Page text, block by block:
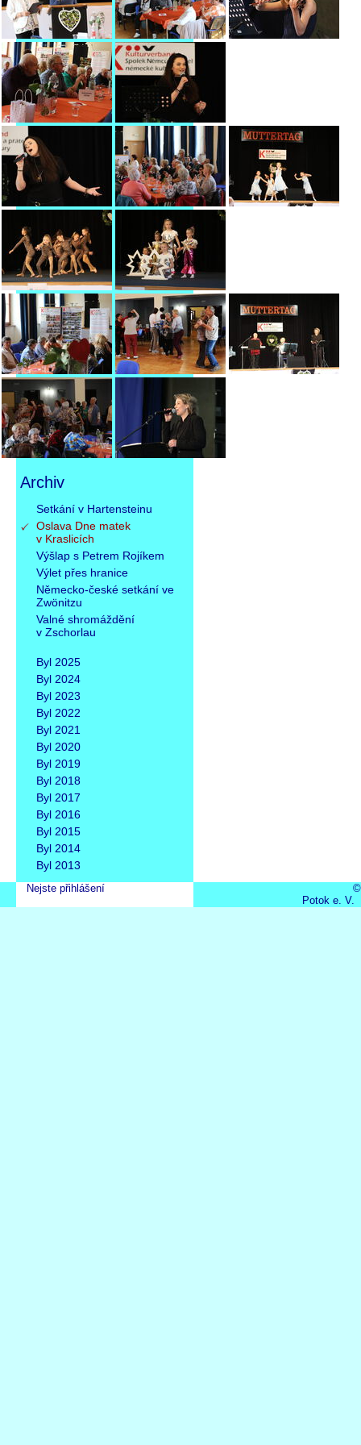
Archiv
Přeskočit
navigaci
Setkání v Hartensteinu
Oslava Dne matek
v Kraslicích
Výšlap s Petrem Rojíkem
Výlet přes hranice
Německo-české setkání ve
Zwönitzu
Valné shromáždění
v Zschorlau
Byl 2025
Byl 2024
Byl 2023
Byl 2022
Byl 2021
Byl 2020
Byl 2019
Byl 2018
Byl 2017
Byl 2016
Byl 2015
Byl 2014
Byl 2013
Nejste přihlášení
©
Potok e. V.